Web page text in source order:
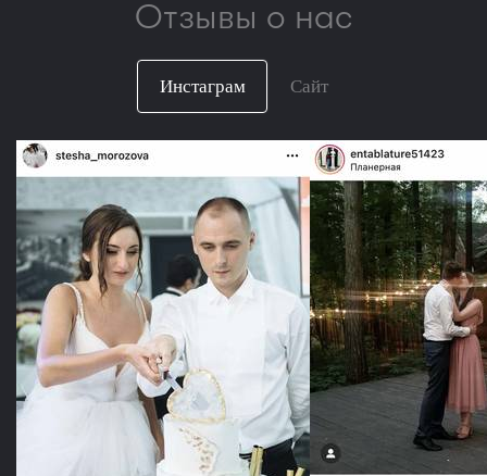
Отзывы о нас
Инстаграм Сайт